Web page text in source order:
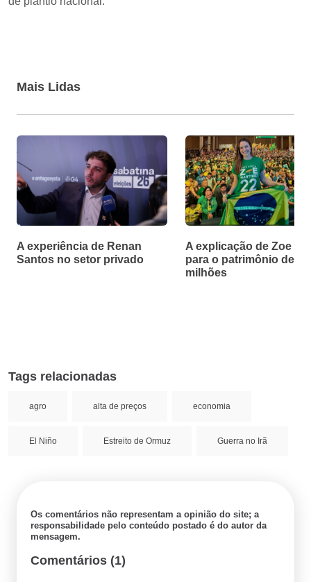
Mais Lidas
A experiência de Renan
Santos no setor privado
A explicação de Zoe
para o patrimônio de
milhões
Tags relacionadas
agro alta de preços economia
El Niño Estreito de Ormuz Guerra no Irã
Os comentários não representam a opinião do site; a
responsabilidade pelo conteúdo postado é do autor da
mensagem.
Comentários (1)